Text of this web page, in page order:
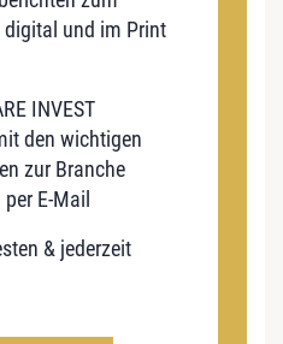
digital und im Print
INVEST
den wichtigen
zur Branche
E-Mail
& jederzeit